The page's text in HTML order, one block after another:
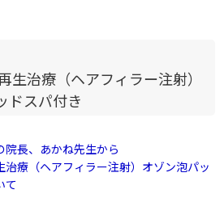
治療（ヘアフィラー注射）
ドスパ付き
長、あかね先生から
療（ヘアフィラー注射）オゾン泡パッ
て